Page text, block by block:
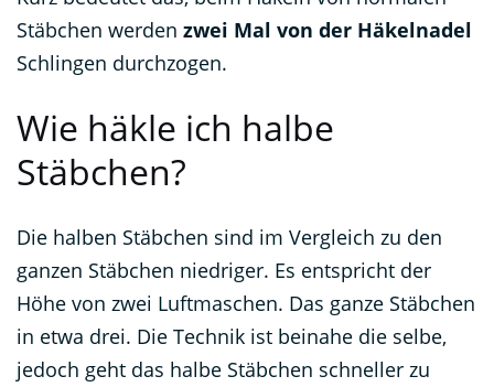
Stäbchen werden zwei Mal von der Häkelnadel
Schlingen durchzogen.
Wie häkle ich halbe
Stäbchen?
Die halben Stäbchen sind im Vergleich zu den
ganzen Stäbchen niedriger. Es entspricht der
Höhe von zwei Luftmaschen. Das ganze Stäbchen
in etwa drei. Die Technik ist beinahe die selbe,
jedoch geht das halbe Stäbchen schneller zu